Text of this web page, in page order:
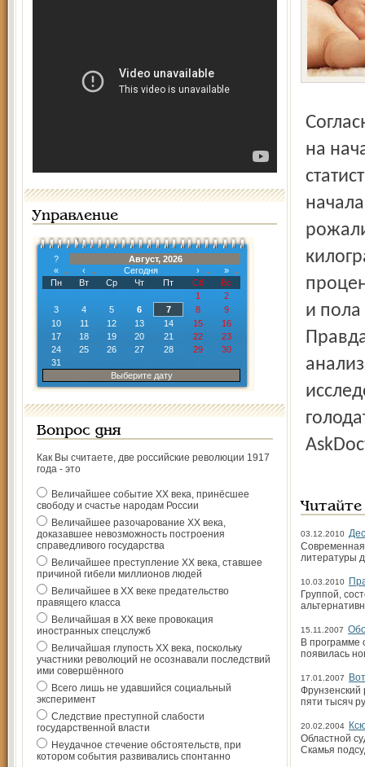
Управление
?
Август, 2026
«
‹ Сегодня ›
»
Пн
Вт Ср Чт Пт Сб
Вс
1
2
3
4 5 6 7 8
9
10
11 12 13 14 15
16
17
18 19 20 21 22
23
24
25 26 27 28 29
30
31
Выберите дату
Вопрос дня
Как Вы считаете, две российские революции 1917
года - это
Величайшее событие ХХ века, принёсшее
свободу и счастье народам России
Величайшее разочарование ХХ века,
доказавшее невозможность построения
справедливого государства
Величайшее преступление ХХ века, ставшее
причиной гибели миллионов людей
Величайшее в ХХ веке предательство
правящего класса
Величайшая в ХХ веке провокация
иностранных спецслужб
Величайшая глупость ХХ века, поскольку
участники революций не осознавали последствий
ими совершённого
Всего лишь не удавшийся социальный
эксперимент
Следствие преступной слабости
государственной власти
Неудачное стечение обстоятельств, при
котором события развивались спонтанно
Согласно полученным результатам, между весом матери
на
и
03.12.2010
Современная
литературы
10.03.2010
Группой,
15.11.2007
В программе
появилась
17.01.2007
Фрунзенский
пяти тысяч
20.02.2004
Областной
Скамья